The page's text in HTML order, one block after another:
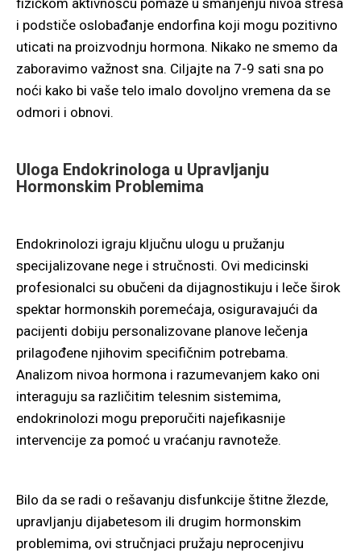
fizičkom aktivnošću pomaže u smanjenju nivoa stresa
i podstiče oslobađanje endorfina koji mogu pozitivno
uticati na proizvodnju hormona. Nikako ne smemo da
zaboravimo važnost sna. Ciljajte na 7-9 sati sna po
noći kako bi vaše telo imalo dovoljno vremena da se
odmori i obnovi.
Uloga Endokrinologa u Upravljanju
Hormonskim Problemima
Endokrinolozi igraju ključnu ulogu u pružanju
specijalizovane nege i stručnosti. Ovi medicinski
profesionalci su obučeni da dijagnostikuju i leče širok
spektar hormonskih poremećaja, osiguravajući da
pacijenti dobiju personalizovane planove lečenja
prilagođene njihovim specifičnim potrebama.
Analizom nivoa hormona i razumevanjem kako oni
interaguju sa različitim telesnim sistemima,
endokrinolozi mogu preporučiti najefikasnije
intervencije za pomoć u vraćanju ravnoteže.
Bilo da se radi o rešavanju disfunkcije štitne žlezde,
upravljanju dijabetesom ili drugim hormonskim
problemima, ovi stručnjaci pružaju neprocenjivu